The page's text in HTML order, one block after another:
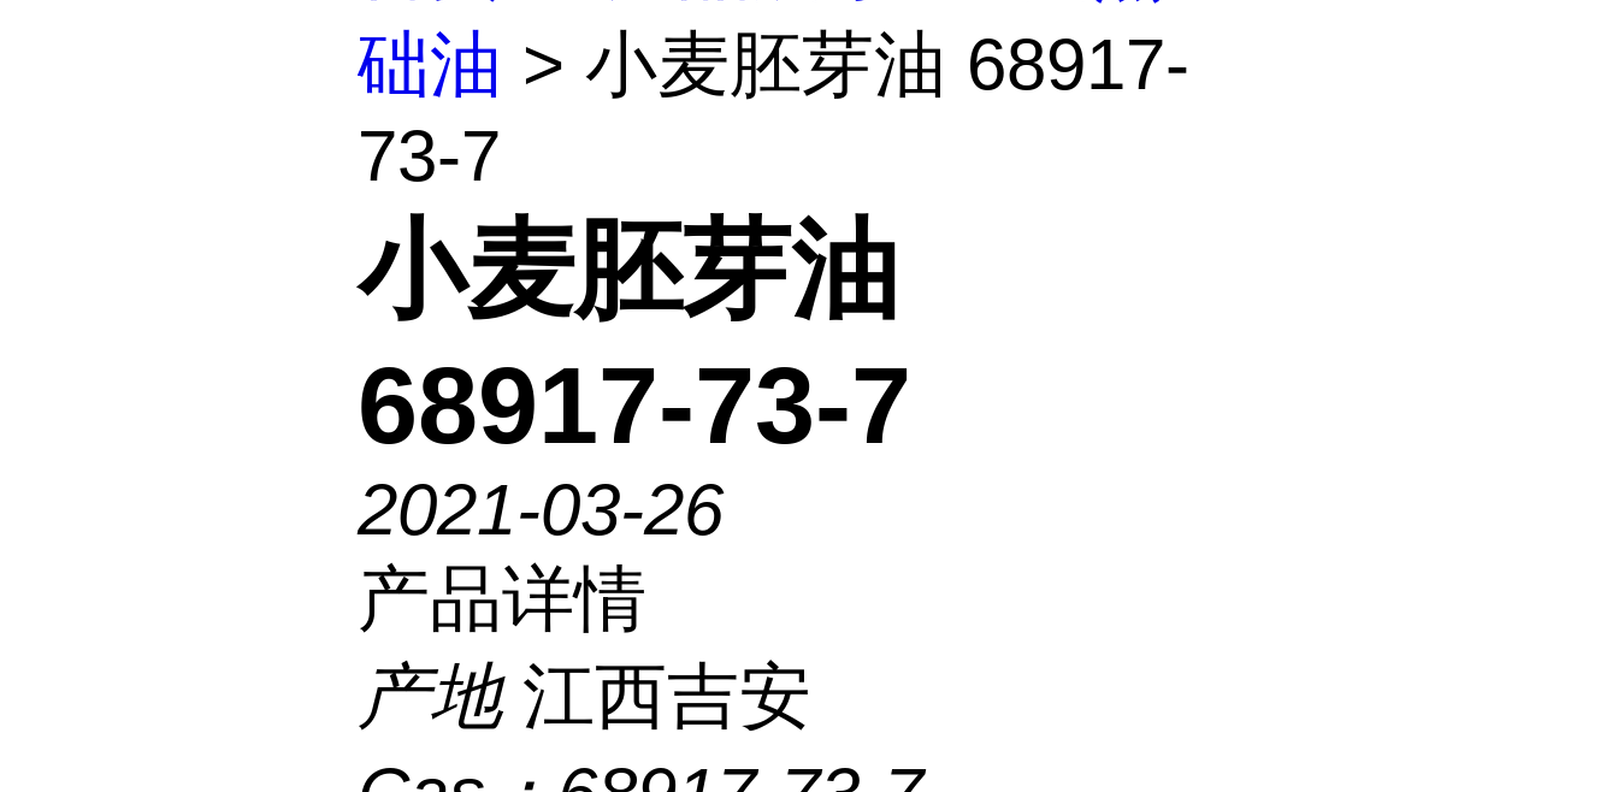
础油 > 小麦胚芽油 68917-
73-7
小麦胚芽油
68917-73-7
2021-03-26
产品详情
产地 江西吉安